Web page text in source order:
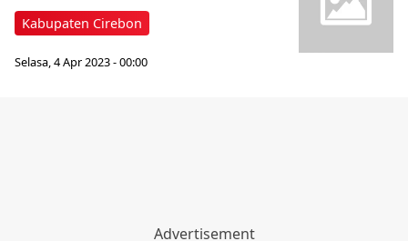
Kabupaten Cirebon
Selasa, 4 Apr 2023 - 00:00